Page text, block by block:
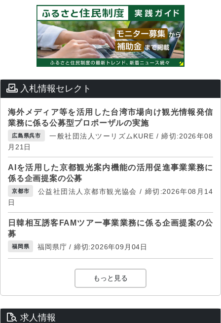
入札情報セレクト
海外メディア等を活用した台湾市場向け観光情報発信
業務に係る公募型プロポーザルの実施
広島県呉市
一般社団法人ツーリズムKURE / 締切:2026年08
月21日
AIを活用した京都観光案内機能の活用促進事業業務に
係る企画提案の公募
京都市
公益社団法人京都市観光協会 / 締切:2026年08月14
日
日韓相互誘客FAMツアー事業業務に係る企画提案の公
募
福岡県 福岡県庁 / 締切:2026年09月04日
もっと見る
求人情報